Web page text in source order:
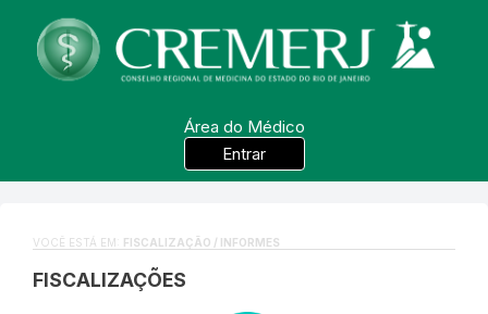
Área do Médico
Entrar
VOCÊ ESTÁ EM: FISCALIZAÇÃO / INFORMES
FISCALIZAÇÕES